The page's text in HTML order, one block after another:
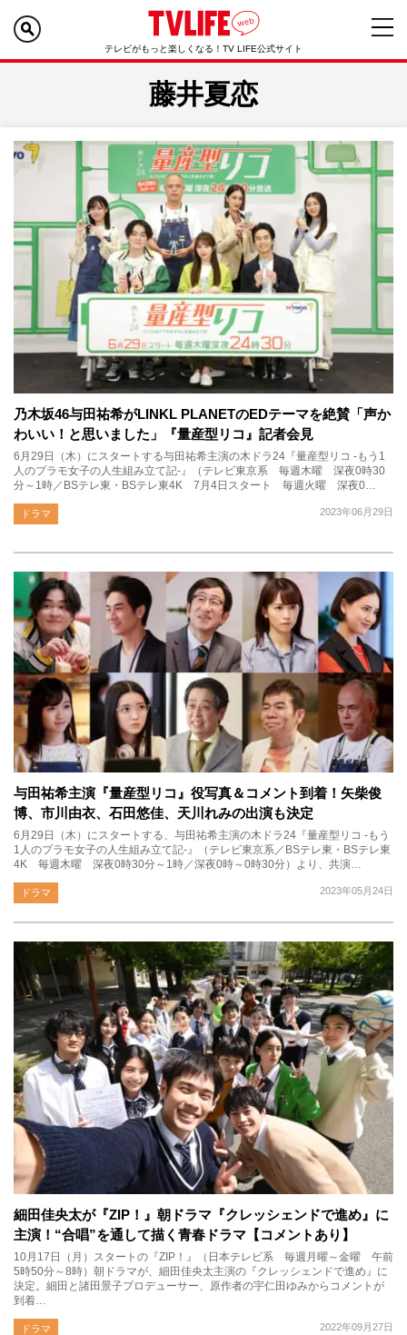
テレビがもっと楽しくなる！TV LIFE公式サイト
藤井夏恋
乃木坂46与田祐希がLINKL PLANETのEDテーマを絶賛「声か
わいい！と思いました」『量産型リコ』記者会見
6月29日（木）にスタートする与田祐希主演の木ドラ24『量産型リコ -もう1
人のプラモ女子の人生組み立て記-』（テレビ東京系 毎週木曜 深夜0時30
分～1時／BSテレ東・BSテレ東4K 7月4日スタート 毎週⽕曜 深夜0…
2023年06月29日
ドラマ
与田祐希主演『量産型リコ』役写真＆コメント到着！矢柴俊
博、市川由衣、石田悠佳、天川れみの出演も決定
6月29日（木）にスタートする、与田祐希主演の木ドラ24『量産型リコ -もう
1人のプラモ女子の人生組み立て記-』（テレビ東京系／BSテレ東・BSテレ東
4K 毎週木曜 深夜0時30分～1時／深夜0時～0時30分）より、共演…
2023年05月24日
ドラマ
細田佳央太が『ZIP！』朝ドラマ『クレッシェンドで進め』に
主演！“合唱”を通して描く青春ドラマ【コメントあり】
10月17日（月）スタートの『ZIP！』（日本テレビ系 毎週月曜～金曜 午前
5時50分～8時）朝ドラマが、細田佳央太主演の『クレッシェンドで進め』に
決定。細田と諸田景子プロデューサー、原作者の宇仁田ゆみからコメントが
到着…
2022年09月27日
ドラマ